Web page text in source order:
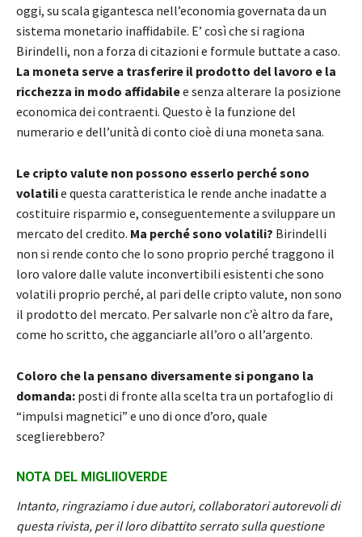
oggi, su scala gigantesca nell’economia governata da un
sistema monetario inaffidabile. E’ così che si ragiona
Birindelli, non a forza di citazioni e formule buttate a caso.
La moneta serve a trasferire il prodotto del lavoro e la
ricchezza in modo affidabilee senza alterare la posizione
economica dei contraenti. Questo è la funzione del
numerario e dell’unità di conto cioè di una moneta sana.
Le cripto valute non possono esserlo perché sono
volatilie questa caratteristica le rende anche inadatte a
costituire risparmio e, conseguentemente a sviluppare un
mercato del credito. Ma perché sono volatili? Birindelli
non si rende conto che lo sono proprio perché traggono il
loro valore dalle valute inconvertibili esistenti che sono
volatili proprio perché, al pari delle cripto valute, non sono
il prodotto del mercato. Per salvarle non c’è altro da fare,
come ho scritto, che agganciarle all’oro o all’argento.
Coloro che la pensano diversamente si pongano la
domanda: posti di fronte alla scelta tra un portafoglio di
“impulsi magnetici” e uno di once d’oro, quale
sceglierebbero?
NOTA DEL MIGLIIOVERDE
Intanto, ringraziamo i due autori, collaboratori autorevoli di
questa rivista, per il loro dibattito serrato sulla questione